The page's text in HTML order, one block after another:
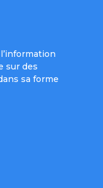
sur des
sa forme